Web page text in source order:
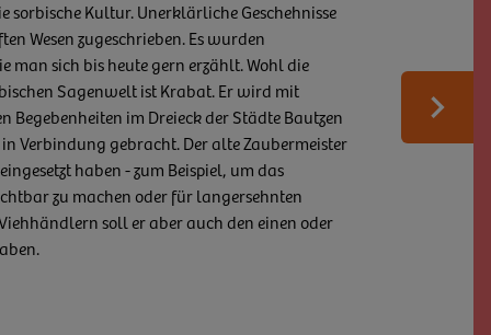
Zampern, Osterreiten, Hahnrupfen oder das
pflegen übers Jahr verteilt zahlreiche
das Osterfest ist zu einem jährlichen
Interesse geworden. Osterreiter ziehen durch
Ostereier, ob in Wachsbatik-, Wachsbossier-,
sind vielerorts zu finden.
erfahren
sorbische Kultur. Unerklärliche Geschehnisse
Wesen zugeschrieben. Es wurden
man sich bis heute gern erzählt. Wohl die
Sagenwelt ist Krabat. Er wird mit
im Dreieck der Städte Bautzen
Verbindung gebracht. Der alte Zaubermeister
haben - zum Beispiel, um das
zu machen oder für langersehnten
soll er aber auch den einen oder
Sorben in der Oberlausitz. Die traditionellen
Volkes werden noch heute zu einigen
Folklorefestival, Hochzeiten oder zu
und Veranstaltungen getragen. Obwohl die
noch verbreitet ist, leben die Sorben ihre
ist das sorbische Siedlungsgebiet der
Zweisprachigkeit geprägt, die sogar
zu sehen ist.